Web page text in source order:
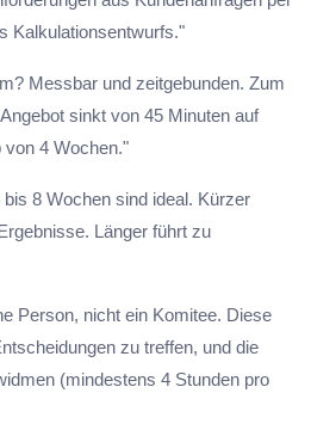
Kalkulationsentwurfs."
Messbar und zeitgebunden. Zum
sinkt von 45 Minuten auf
von 4 Wochen."
8 Wochen sind ideal. Kürzer
Länger führt zu
Person, nicht ein Komitee. Diese
zu treffen, und die
(mindestens 4 Stunden pro